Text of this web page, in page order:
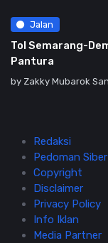
Jalan
Tol Semarang-
Pantura
by Zakky Mubarok
Redaksi
Pedoman Siber
Copyright
Disclaimer
Privacy Policy
Info Iklan
Media Partner